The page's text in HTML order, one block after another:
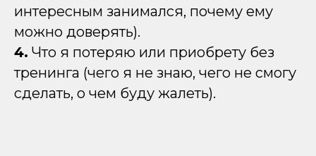
интересным занимался, почему ему
можно доверять).
4. Что я потеряю или приобрету без
тренинга (чего я не знаю, чего не смогу
сделать, о чем буду жалеть).